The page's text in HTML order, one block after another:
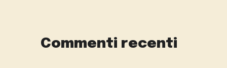
Commenti recenti